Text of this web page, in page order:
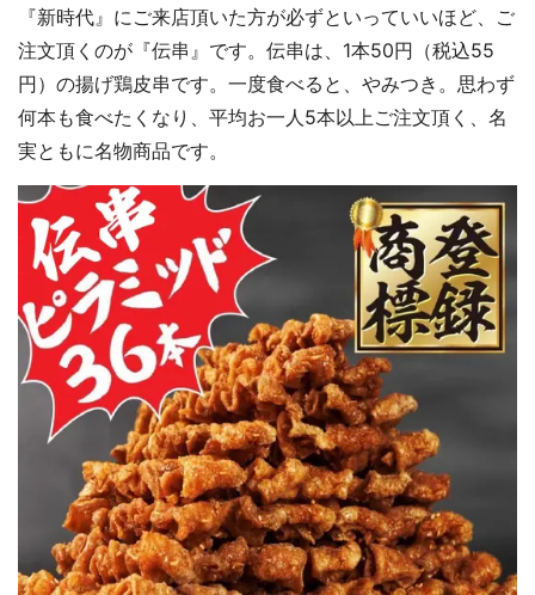
『新時代』にご来店頂いた方が必ずといっていいほど、ご
注文頂くのが『伝串』です。伝串は、1本50円（税込55
円）の揚げ鶏皮串です。一度食べると、やみつき。思わず
何本も食べたくなり、平均お一人5本以上ご注文頂く、名
実ともに名物商品です。